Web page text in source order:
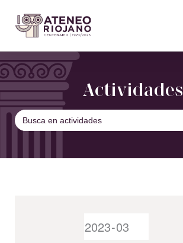
Actividades
Buscar: